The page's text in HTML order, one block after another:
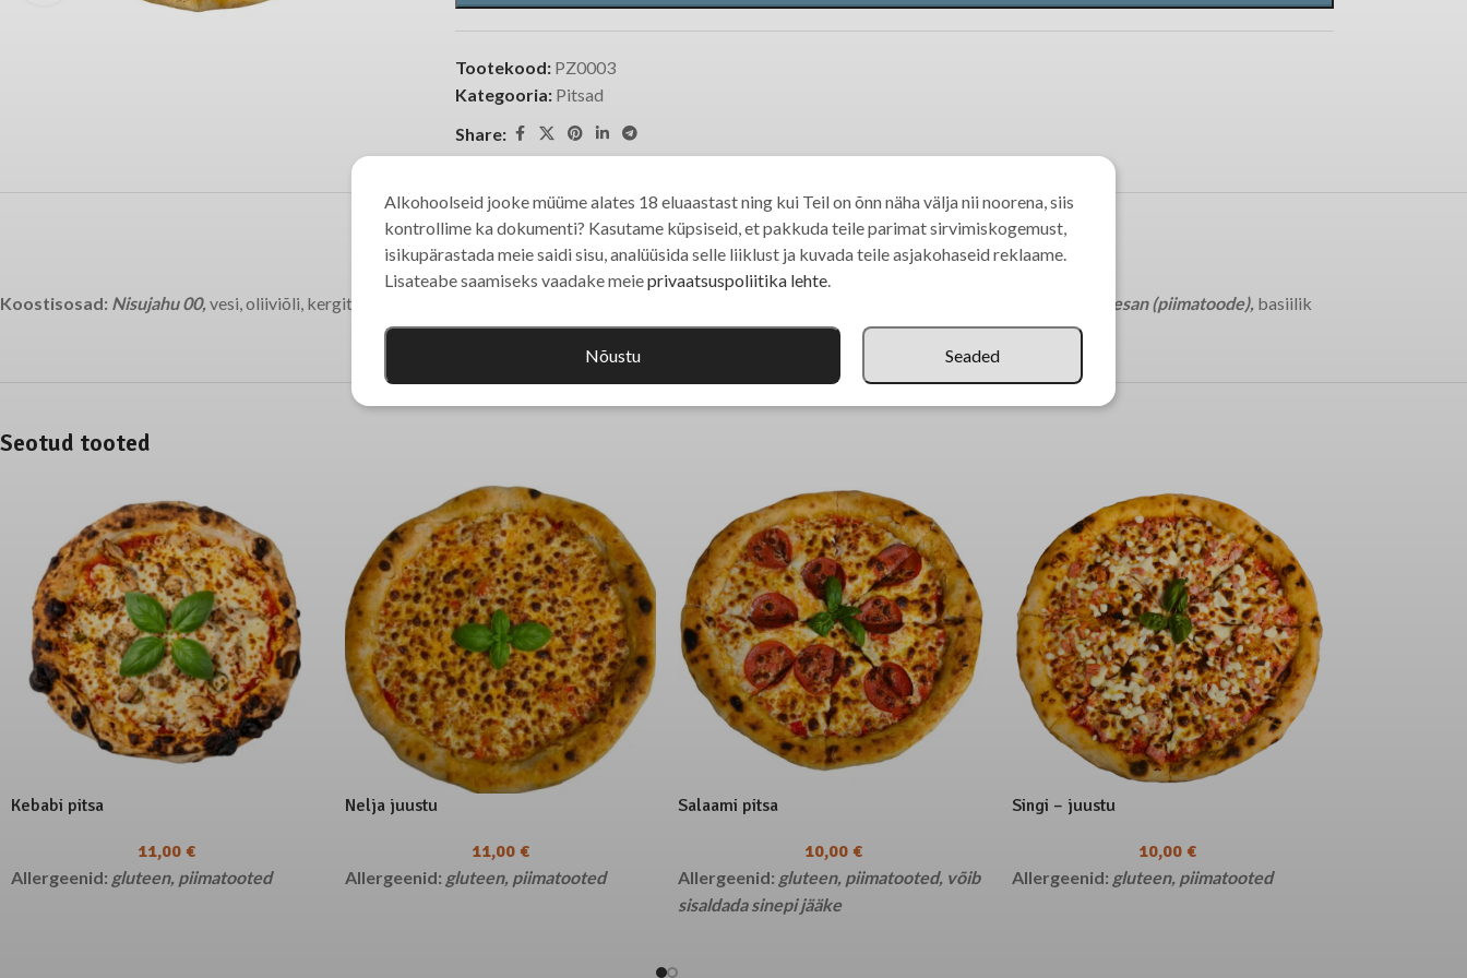
Tootekood: PZ0003
Kategooria: Pitsad
Share:
KIRJELDUS
Koostisosad: Nisujahu 00,vesi, oliiviõli, kergitusaine ( aktiivne juuretis o-tentic mozzarella juust Parmesan (piimatoode), basiilik
Seotud tooted
Kebabi pitsa
11,00€
Allergeenid: gluteen, piimatooted
Nelja juustu
11,00 €
Allergeenid: gluteen, piimatooted
Salaami pitsa
10,00€
Allergeenid: gluteen, piimatooted, võib
sisaldada sinepi jääke
Singi – juustu
10,00 €
Allergeenid: gluteen, piimatooted
Alkohoolseid jooke müüme alates 18 eluaastast ning kui Teil on õnn näha välja nii noorena, siis
kontrollime ka dokumenti? Kasutame küpsiseid, et pakkuda teile parimat sirvimiskogemust,
isikupärastada meie saidi sisu, analüüsida selle liiklust ja kuvada teile asjakohaseid reklaame.
Lisateabe saamiseks vaadake meieprivaatsuspoliitika lehte
Nõustu Seaded